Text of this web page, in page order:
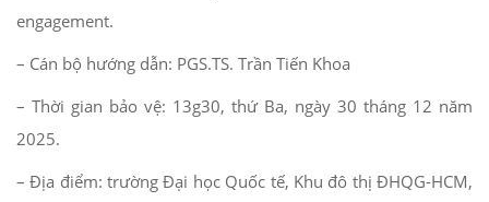
engagement.
– Cán bộ hướng dẫn: PGS.TS. Trần Tiến Khoa
– Thời gian bảo vệ: 13g30, thứ Ba, ngày 30 tháng 12 năm
2025.
– Địa điểm: trường Đại học Quốc tế, Khu đô thị ĐHQG-HCM,